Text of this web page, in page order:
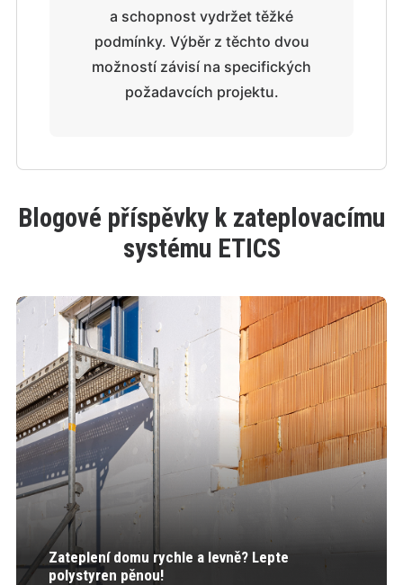
a schopnost vydržet těžké
podmínky. Výběr z těchto dvou
možností závisí na specifických
požadavcích projektu.
Blogové příspěvky k zateplovacímu
systému ETICS
Zateplení domu rychle a levně? Lepte
polystyren pěnou!